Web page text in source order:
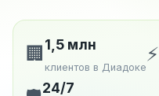
🏢 1,5 млн
клиентов в Диадоке
⚡
24/7